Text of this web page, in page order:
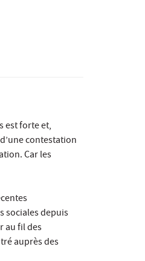
est forte et,
contestation
Car les
sociales depuis
au fil des
auprès des